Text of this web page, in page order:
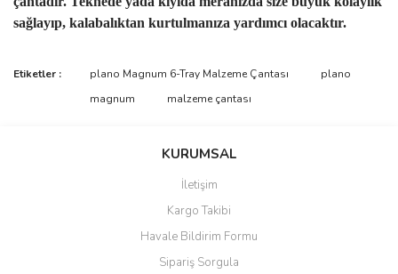
sağlayıp, kalabalıktan kurtulmanıza yardımcı olacaktır.
Bu ürüne ilk yorumu siz yapın!
Yorum Yaz
Bu ürünün fiyat bilgisi, resim, ürün açıklamalarında ve diğer
tarafımıza iletebilirsiniz.
Ürün açıklamasında eksik bilgiler bulunuyor.
Ürün bilgilerinde hatalar bulunuyor.
Ürün fiyatı diğer sitelerden daha pahalı.
Bu ürüne benzer farklı alternatifler olmalı.
Etiketler : plano Magnum 6-Tray Malzeme Çantası
plano
magnum
malzeme çantası
KURUMSAL
İletişim
Kargo Takibi
Havale Bildirim Formu
Sipariş Sorgula